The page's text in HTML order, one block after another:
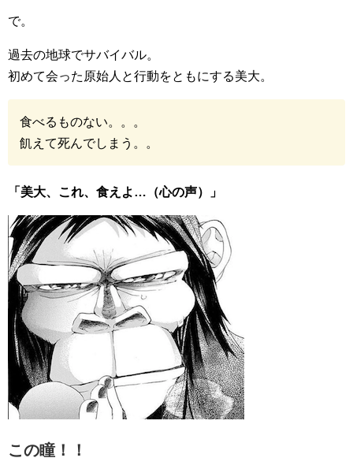
で。
過去の地球でサバイバル。
初めて会った原始人と行動をともにする美大。
食べるものない。。。
飢えて死んでしまう。。
「美大、これ、食えよ…（心の声）」
この瞳！！